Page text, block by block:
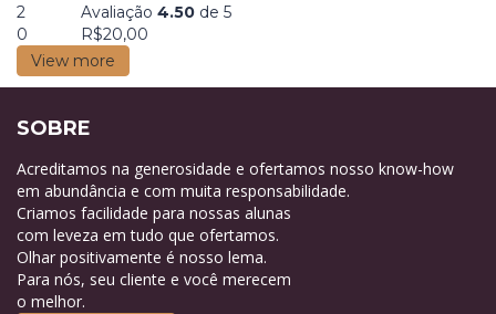
2
0
Avaliação 4.50 de 5
R$20,00
View more
SOBRE
Acreditamos na generosidade e ofertamos nosso know-how
em abundância e com muita responsabilidade.
Criamos facilidade para nossas alunas
com leveza em tudo que ofertamos.
Olhar positivamente é nosso lema.
Para nós, seu cliente e você merecem
o melhor.